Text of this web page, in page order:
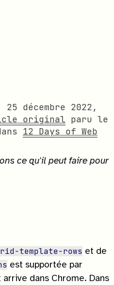
25 décembre 2022 ,
original paru le
12 Days of Web
ce qu'il peut faire pour
template-rows et de
est supportée par
arrive dans Chrome. Dans